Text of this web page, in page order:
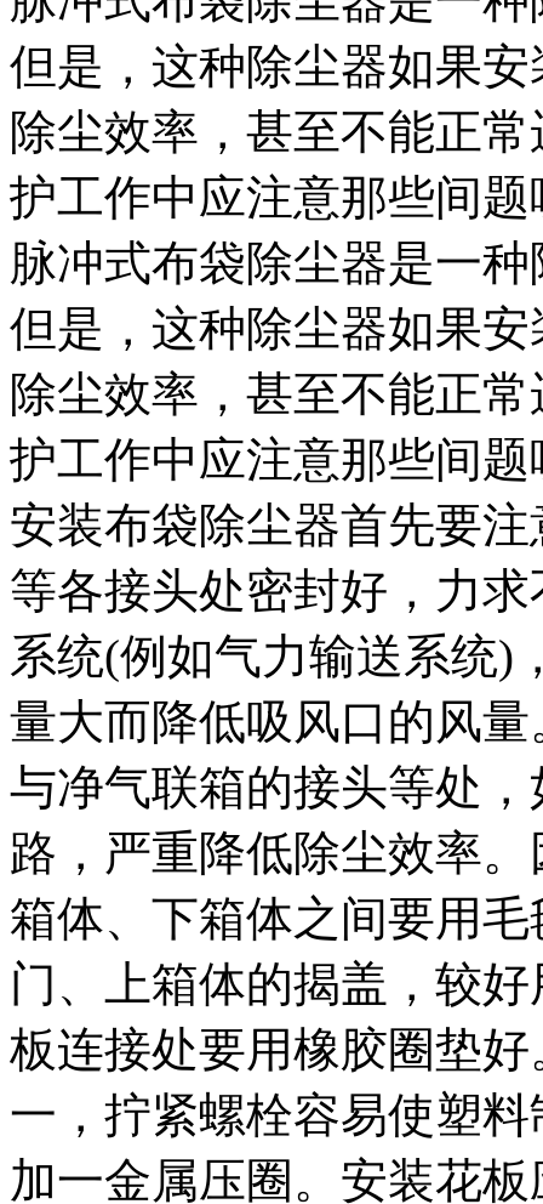
但是，这种除尘器如果
除尘效率，甚至不能正
护工作中应注意那些间题
脉冲式布袋除尘器是一
但是，这种除尘器如果
除尘效率，甚至不能正
护工作中应注意那些间题
安装布袋除尘器首先要
等各接头处密封好，力
系统(例如气力输送系统)
量大而降低吸风口的风
与净气联箱的接头等处
路，严重降低除尘效率
箱体、下箱体之间要用
门、上箱体的揭盖，较
板连接处要用橡胶圈垫
一，拧紧螺栓容易使塑
加一金属压圈。安装花